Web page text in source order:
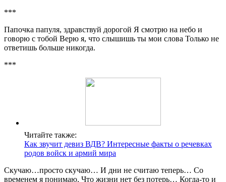
***
Папочка папуля, здравствуй дорогой Я смотрю на небо и
говорю с тобой Верю я, что слышишь ты мои слова Только не
ответишь больше никогда.
***
Читайте также:
Как звучит девиз ВДВ? Интересные факты о речевках
родов войск и армий мира
Скучаю…просто скучаю… И дни не считаю теперь… Со
временем я понимаю, Что жизни нет без потерь… Когда-то и